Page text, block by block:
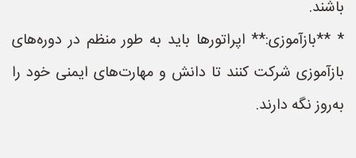
باشند.
* **بازآموزی:** اپراتورها باید به طور منظم در دوره‌های
بازآموزی شرکت کنند تا دانش و مهارت‌های ایمنی خود را
به‌روز نگه دارند.